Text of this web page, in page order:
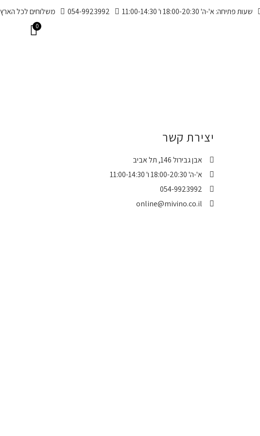
שעות פתיחה: א'-ה' 18:00-20:30 ו' 11:00-14:30 054-9923992 משלוחים לכל הארץ
0
יצירת קשר
אבן גבירול 146, תל אביב
א'-ה' 18:00-20:30 ו' 11:00-14:30
054-9923992
online@mivino.co.il